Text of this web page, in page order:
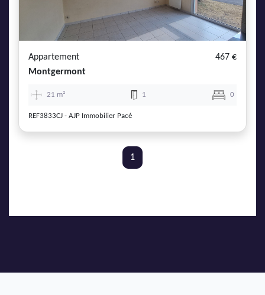
Appartement
467 €
Montgermont
21 m² 1 0
REF3833CJ - AJP Immobilier Pacé
1